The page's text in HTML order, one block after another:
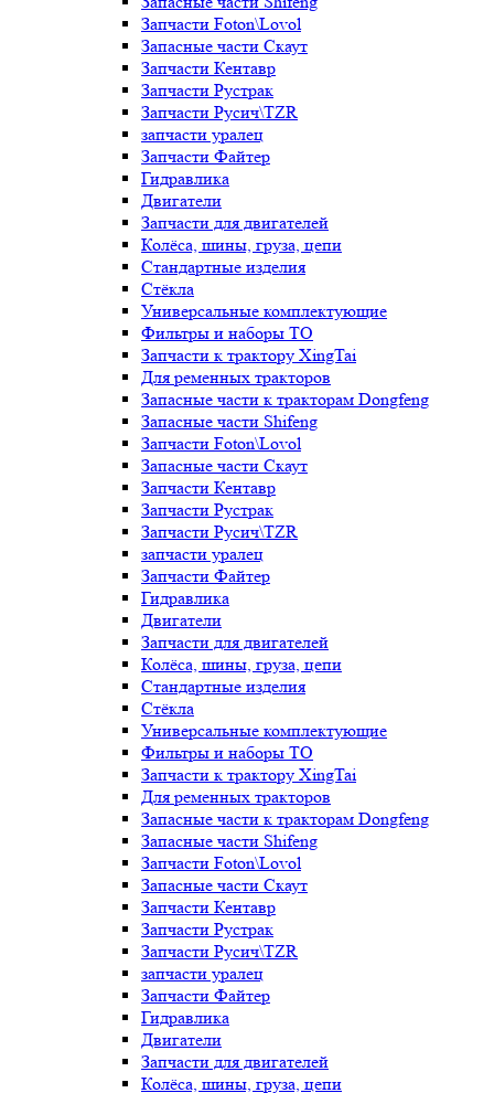
Запчасти Foton\Lovol
Запасные части Скаут
Запчасти Кентавр
Запчасти Рустрак
Запчасти Русич\TZR
запчасти уралец
Запчасти Файтер
Гидравлика
Двигатели
Запчасти для двигателей
Колёса, шины, груза, цепи
Стандартные изделия
Стёкла
Универсальные комплектующие
Фильтры и наборы ТО
Запчасти к трактору XingTai
Для ременных тракторов
Запасные части к тракторам Dongfeng
Запасные части Shifeng
Запчасти Foton\Lovol
Запасные части Скаут
Запчасти Кентавр
Запчасти Рустрак
Запчасти Русич\TZR
запчасти уралец
Запчасти Файтер
Гидравлика
Двигатели
Запчасти для двигателей
Колёса, шины, груза, цепи
Стандартные изделия
Стёкла
Универсальные комплектующие
Фильтры и наборы ТО
Запчасти к трактору XingTai
Для ременных тракторов
Запасные части к тракторам Dongfeng
Запасные части Shifeng
Запчасти Foton\Lovol
Запасные части Скаут
Запчасти Кентавр
Запчасти Рустрак
Запчасти Русич\TZR
запчасти уралец
Запчасти Файтер
Гидравлика
Двигатели
Запчасти для двигателей
Колёса, шины, груза, цепи